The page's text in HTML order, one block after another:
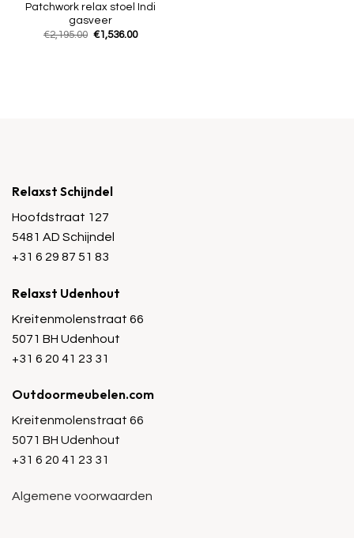
Patchwork relax stoel Indi
gasveer
€2,195.00 Oorspronkelijke
€1,536.00Huidige
Relaxst Schijndel
Hoofdstraat 127
5481 AD Schijndel
+31 6 29 87 51 83
Relaxst Udenhout
Kreitenmolenstraat 66
5071 BH Udenhout
+31 6 20 41 23 31
Outdoormeubelen.com
Kreitenmolenstraat 66
5071 BH Udenhout
+31 6 20 41 23 31
Algemene voorwaarden